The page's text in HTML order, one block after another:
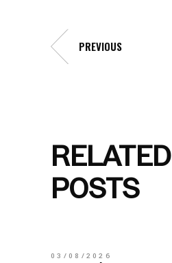
PREVIOUS
RELATED
POSTS
03/08/2026